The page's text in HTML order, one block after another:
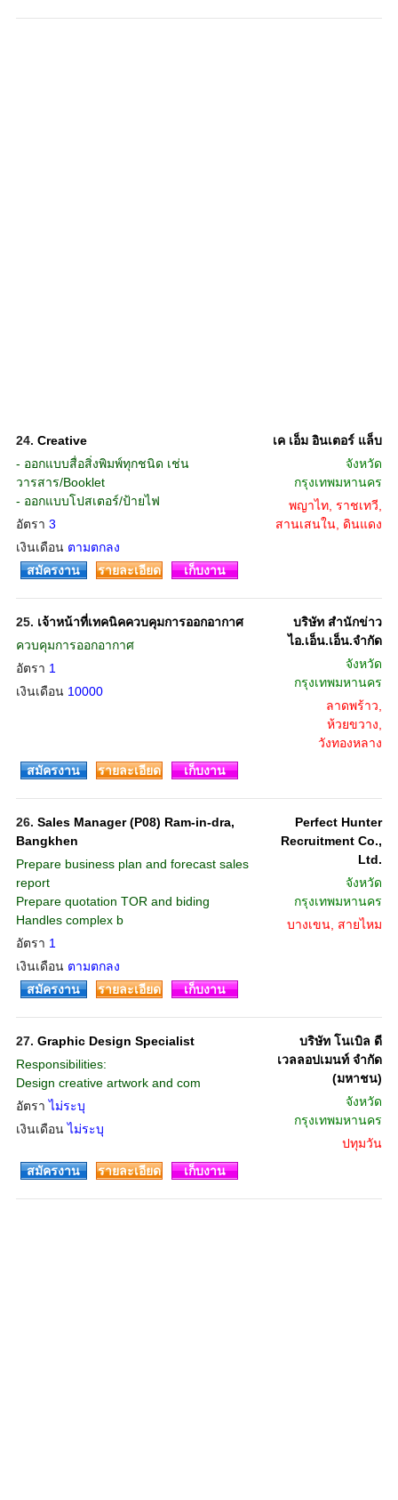
24. Creative
- ออกแบบสื่อสิ่งพิมพ์ทุกชนิด เช่น
วารสาร/Booklet
- ออกแบบโปสเตอร์/ป้ายไฟ
อัตรา 3
เงินเดือน ตามตกลง
เค เอ็ม อินเตอร์ แล็บ
จังหวัด
กรุงเทพมหานคร
พญาไท, ราชเทวี,
สานเสนใน, ดินแดง
สมัครงาน รายละเอียด เก็บงาน
25. เจ้าหน้าที่เทคนิคควบคุมการออกอากาศ
ควบคุมการออกอากาศ
อัตรา 1
เงินเดือน 10000
บริษัท สำนักข่าว
ไอ.เอ็น.เอ็น.จำกัด
จังหวัด
กรุงเทพมหานคร
ลาดพร้าว,
ห้วยขวาง,
วังทองหลาง
สมัครงาน
รายละเอียด เก็บงาน
26. Sales Manager (P08) Ram-in-dra,
Bangkhen
Prepare business plan and forecast sales
report
Prepare quotation TOR and biding
Handles complex b
อัตรา 1
เงินเดือน ตามตกลง
Perfect Hunter
Recruitment Co.,
Ltd.
จังหวัด
กรุงเทพมหานคร
บางเขน, สายไหม
สมัครงาน รายละเอียด เก็บงาน
27. Graphic Design Specialist
Responsibilities: ‬‬‬‬‬‬‬
Design creative artwork and com
อัตราไม่ระบุ
เงินเดือนไม่ระบุ
บริษัท โนเบิล ดี
เวลลอปเมนท์ จำกัด
(มหาชน)
จังหวัด
กรุงเทพมหานคร
ปทุมวัน
สมัครงาน
รายละเอียด เก็บงาน